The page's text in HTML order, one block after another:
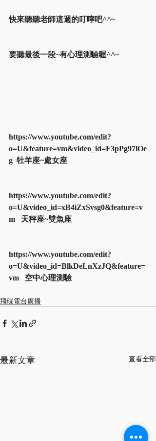
快來聽聽老師這週的叮嚀吧^^~
要聽最後一段~有心理測驗喔^^~
https://www.youtube.com/edit?
o=U&feature=vm&video_id=F3pPg97lOe
g  牡羊座~處女座
https://www.youtube.com/edit?
o=U&video_id=xB4iZxSvsg0&feature=v
m   天秤座~雙魚座
https://www.youtube.com/edit?
o=U&video_id=BlkDeLnXzJQ&feature=
vm   空中心理測驗
飛碟電台廣播
最新文章 查看全部